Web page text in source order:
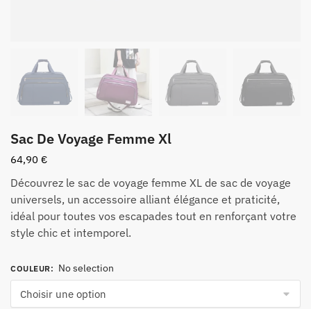
Sac De Voyage Femme Xl
64,90 €
Découvrez le sac de voyage femme XL de sac de voyage
universels, un accessoire alliant élégance et praticité,
idéal pour toutes vos escapades tout en renforçant votre
style chic et intemporel.
COULEUR: No selection